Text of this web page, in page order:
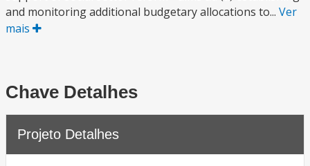
and monitoring additional budgetary allocations to... Ver
mais
Chave Detalhes
Projeto Detalhes